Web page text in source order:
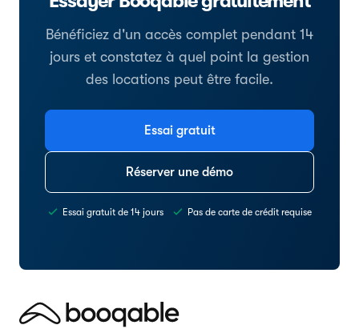
Bénéficiez d'un accès complet pendant 14
jours et constatez à quel point la gestion
des locations peut être facile.
Essai gratuit
Réserver une démo
Essai gratuit de 14 jours Pas de carte de crédit requise